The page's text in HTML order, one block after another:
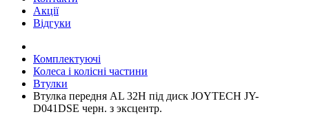
Акції
Відгуки
Комплектуючі
Колеса і колісні частини
Втулки
Втулка передня AL 32H під диск JOYTECH JY-
D041DSE черн. з эксцентр.